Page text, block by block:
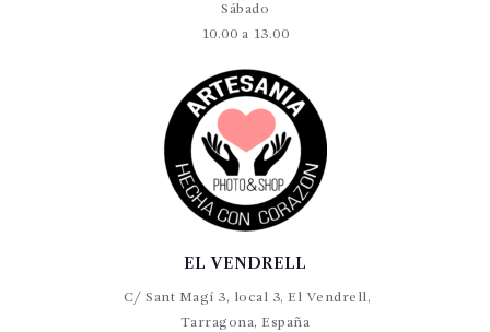
Sábado
10.00 a 13.00
EL VENDRELL
C/ Sant Magí 3, local 3, El Vendrell,
Tarragona, España